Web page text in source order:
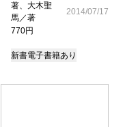
著、大木聖
馬／著
770円
2014/07/17
新書電子書籍あり